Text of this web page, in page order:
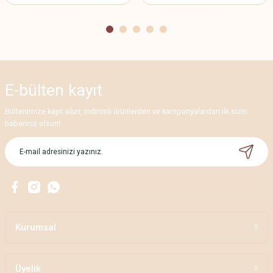
E-bülten kayıt
Bültenimize kayıt olun, indirimli ürünlerden ve kampanyalardan ilk sizin
haberiniz olsun!
Kurumsal
Üyelik